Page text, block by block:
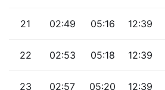
21 02:49 05:16 12:39
22 02:53 05:18 12:39
23 02:57 05:20 12:39